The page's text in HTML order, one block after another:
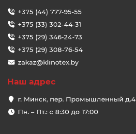
+375 (44) 777-95-55
+375 (33) 302-44-31
+375 (29) 346-24-73
+375 (29) 308-76-54
zakaz@klinotex.by
Наш адрес
г. Минск, пер. Промышленный д.4
Пн. – Пт.: с 8:30 до 17:00